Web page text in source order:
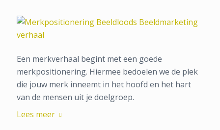
Een merkverhaal begint met een goede
merkpositionering. Hiermee bedoelen we de plek
die jouw merk inneemt in het hoofd en het hart
van de mensen uit je doelgroep.
Lees meer